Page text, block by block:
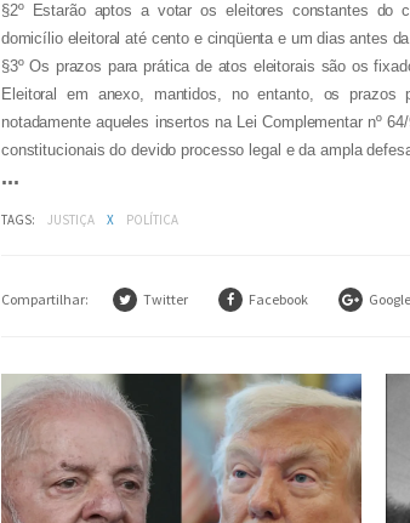
§2º Estarão aptos a votar os eleitores constantes do
domicílio eleitoral até cento e cinqüenta e um dias antes
§3º Os prazos para prática de atos eleitorais são os
Eleitoral em anexo, mantidos, no entanto, os prazos
notadamente aqueles insertos na Lei Complementar nº
constitucionais do devido processo legal e da ampla
...
TAGS: JUSTIÇA X POLÍTICA
Compartilhar: Twitter Facebook